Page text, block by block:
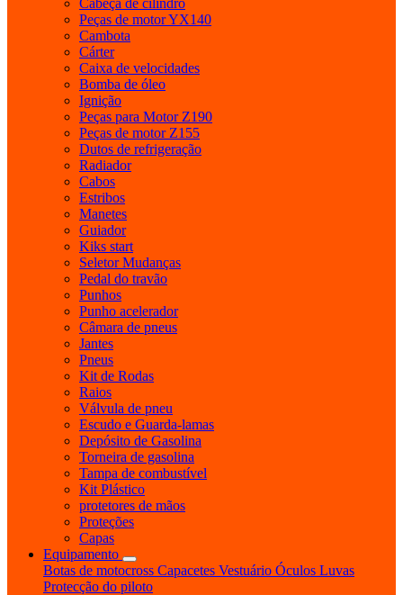
Peças de motor YX140
Cambota
Cárter
Caixa de velocidades
Bomba de óleo
Ignição
Peças para Motor Z190
Peças de motor Z155
Dutos de refrigeração
Radiador
Cabos
Estribos
Manetes
Guiador
Kiks start
Seletor Mudanças
Pedal do travão
Punhos
Punho acelerador
Câmara de pneus
Jantes
Pneus
Kit de Rodas
Raios
Válvula de pneu
Escudo e Guarda-lamas
Depósito de Gasolina
Torneira de gasolina
Tampa de combustível
Kit Plástico
protetores de mãos
Proteções
Capas
Equipamento
Botas de motocross Capacetes Vestuário Óculos Luvas
Protecção do piloto